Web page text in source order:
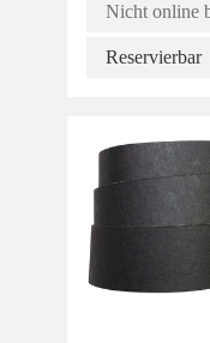
Nicht online
Reservierbar